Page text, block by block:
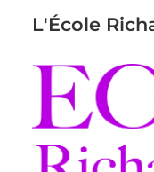
L'École